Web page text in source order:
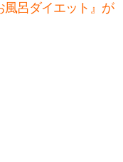
風呂ダイエット』が